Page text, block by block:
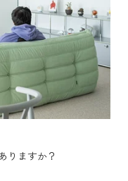
りますか？